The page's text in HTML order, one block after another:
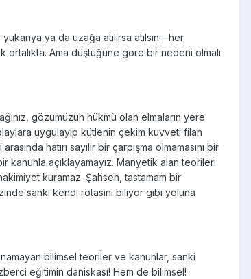
ya da uzağa atılırsa atılsın—her
Ama düştüğüne göre bir nedeni olmalı.
gözümüzün hükmü olan elmaların yere
uygulayıp kütlenin çekim kuvveti filan
hatırı sayılır bir çarpışma olmamasını bir
kanunla açıklayamayız. Manyetik alan teorileri
kuramaz. Şahsen, tastamam bir
sanki kendi rotasını biliyor gibi yoluna
bilimsel teoriler ve kanunlar, sanki
eğitimin daniskası! Hem de bilimsel!